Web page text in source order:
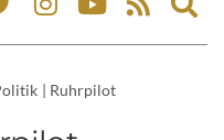
| Ruhrpilot